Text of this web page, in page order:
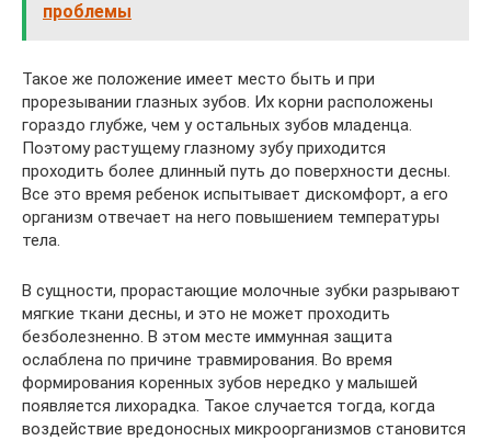
проблемы
Такое же положение имеет место быть и при
прорезывании глазных зубов. Их корни расположены
гораздо глубже, чем у остальных зубов младенца.
Поэтому растущему глазному зубу приходится
проходить более длинный путь до поверхности десны.
Все это время ребенок испытывает дискомфорт, а его
организм отвечает на него повышением температуры
тела.
В сущности, прорастающие молочные зубки разрывают
мягкие ткани десны, и это не может проходить
безболезненно. В этом месте иммунная защита
ослаблена по причине травмирования. Во время
формирования коренных зубов нередко у малышей
появляется лихорадка. Такое случается тогда, когда
воздействие вредоносных микроорганизмов становится